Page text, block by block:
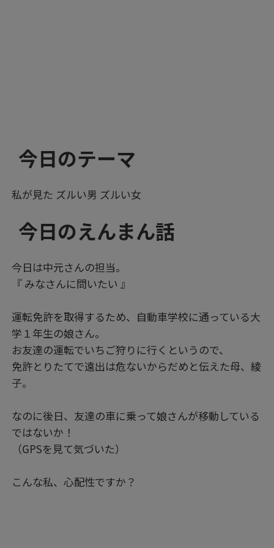
今日のテーマ
私が見た ズルい男 ズルい女
今日のえんまん話
今日は中元さんの担当。
『 みなさんに問いたい 』
運転免許を取得するため、自動車学校に通っている大
学１年生の娘さん。
お友達の運転でいちご狩りに行くというので、
免許とりたてで遠出は危ないからだめと伝えた母、綾
子。
なのに後日、友達の車に乗って娘さんが移動している
ではないか！
（GPSを見て気づいた）
こんな私、心配性ですか？